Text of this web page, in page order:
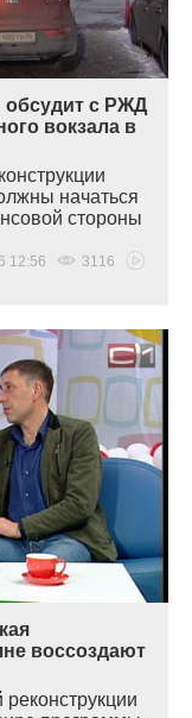
обсудит с РЖД
вокзала в
начаться
стороны
12:56 3116
воссоздают
реконструкции